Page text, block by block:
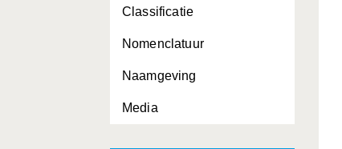
Classificatie
Nomenclatuur
Naamgeving
Media
Fringilla coelebs
Fringilla montifringilla
Fulica atra
Fulica cristata